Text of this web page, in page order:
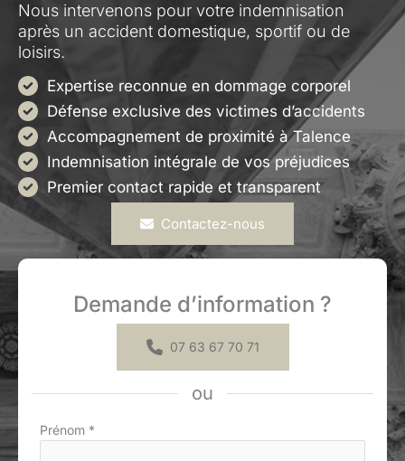
Nous intervenons pour votre indemnisation
après un accident domestique, sportif ou de
loisirs.
Expertise reconnue en dommage corporel
Défense exclusive des victimes d’accidents
Accompagnement de proximité à Talence
Indemnisation intégrale de vos préjudices
Premier contact rapide et transparent
Contactez-nous
Demande d’information ?
07 63 67 70 71
ou
Formulaire
Prénom *